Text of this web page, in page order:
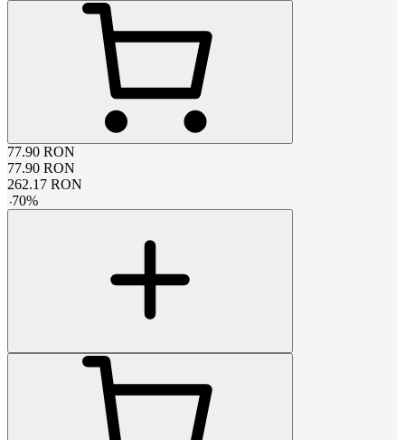
77.90 RON
77.90 RON
262.17 RON
-70%